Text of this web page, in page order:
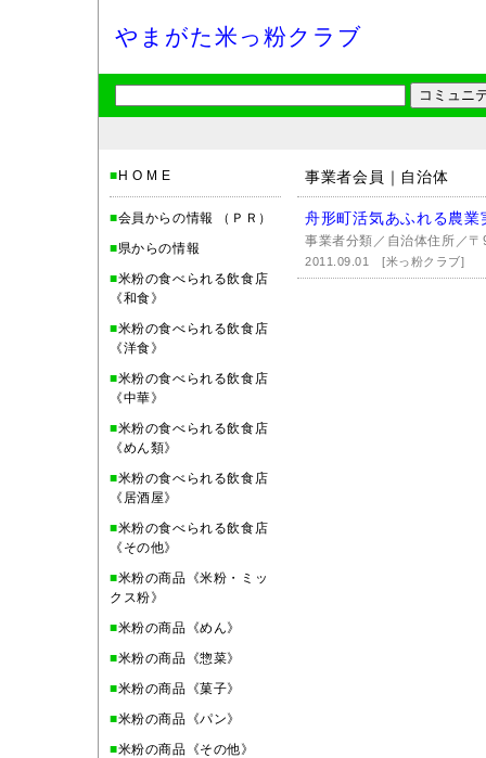
やまがた米っ粉クラブ
■ H O M E
■会員からの情報 （ＰＲ）
■県からの情報
■米粉の食べられる飲食店
《和食》
■米粉の食べられる飲食店
《洋食》
■米粉の食べられる飲食店
《中華》
■米粉の食べられる飲食店
《めん類》
■米粉の食べられる飲食店
《居酒屋》
■米粉の食べられる飲食店
《その他》
■米粉の商品《米粉・ミッ
クス粉》
■米粉の商品《めん》
■米粉の商品《惣菜》
■米粉の商品《菓子》
■米粉の商品《パン》
■米粉の商品《その他》
事業者会員｜自治体
舟形町活気あふれる農業
事業者分類／自治体住所／
2011.09.01[米っ粉クラブ]